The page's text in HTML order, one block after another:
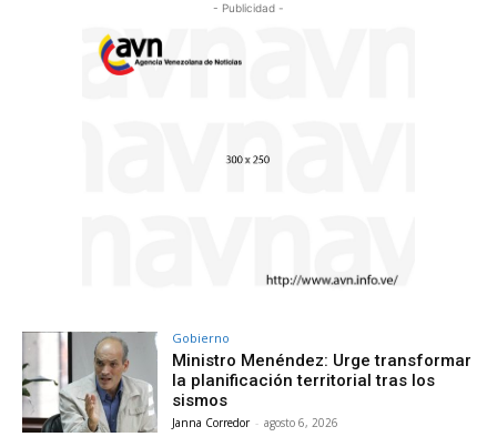
- Publicidad -
Gobierno
Ministro Menéndez: Urge transformar
la planificación territorial tras los
sismos
Janna Corredor - agosto 6, 2026